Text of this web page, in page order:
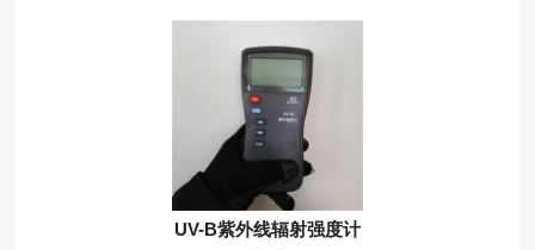
UV-B紫外线辐射强度计